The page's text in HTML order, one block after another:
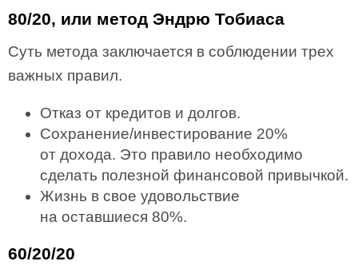
80/20, или метод Эндрю Тобиаса
Суть метода заключается в соблюдении трех
важных правил.
Отказ от кредитов и долгов.
Сохранение/инвестирование 20%
от дохода. Это правило необходимо
сделать полезной финансовой привычкой.
Жизнь в свое удовольствие
на оставшиеся 80%.
60/20/20